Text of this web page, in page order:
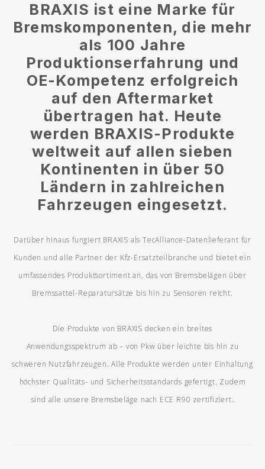
BRAXIS ist eine Marke für
Bremskomponenten, die mehr
als 100 Jahre
Produktionserfahrung und
OE-Kompetenz erfolgreich
auf den Aftermarket
übertragen hat. Heute
werden BRAXIS-Produkte
weltweit auf allen sieben
Kontinenten in über 50
Ländern in zahlreichen
Fahrzeugen eingesetzt.
Darüber hinaus fungiert BRAXIS als TecAlliance-Datenlieferant für
Kunden und alle Partner der Kfz-Ersatzteilbranche und bietet ein
umfassendes Produktsortiment an, das von Bremsbelägen über
Bremssattel-Reparatursätze bis hin zu Sensoren reicht.
Die Produkte von BRAXIS decken ein breites
Anwendungsspektrum ab – von Pkw über leichte bis hin zu
schweren Nutzfahrzeugen. Alle Produkte werden unter Einhaltung
höchster Qualitäts- und Sicherheitsstandards gefertigt. Zudem
sind alle unsere Bremsbeläge nach ECE R90 zertifiziert.